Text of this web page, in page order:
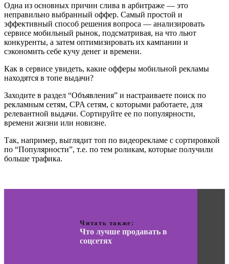
Одна из основных причин слива в арбитраже — это
неправильно выбранный оффер. Самый простой и
эффективный способ решения вопроса — анализировать
сервисе мобильный рынок, подсматривая, на что льют
конкуренты, а затем оптимизировать их кампании и
сэкономить себе кучу денег и времени.
Как в сервисе увидеть, какие офферы мобильной рекламы
находятся в топе выдачи?
Заходите в раздел “Объявления” и настраиваете поиск по
рекламным сетям, CPA сетям, с которыми работаете, для
релевантной выдачи. Сортируйте ее по популярности,
времени жизни или новизне.
Так, например, выглядит топ по видеорекламе с сортировкой
по “Популярности”, т.е. по тем роликам, которые получили
больше трафика.
Читать также:
Что лучше продавать в
соцсетях